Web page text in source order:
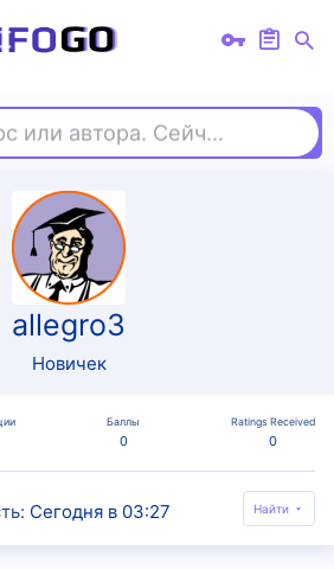
Найдите курс или автора. Сейчас ищут
allegro3
Новичек
Баллы
0
Ratings Received
0
Сегодня в 03:27 Найти